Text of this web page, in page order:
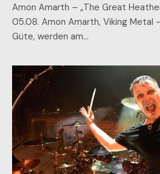
Amon Amarth – „The Great
05.08. Amon Amarth, Viking Metal
Güte, werden am…